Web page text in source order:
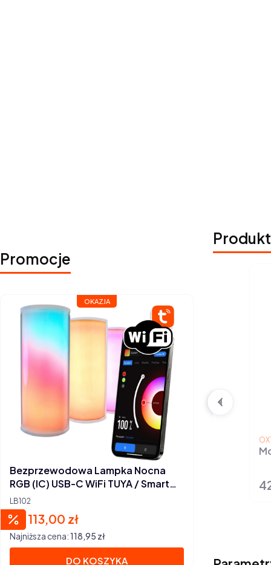
Promocje
OKAZJA
LB102
Bezprzewodowa Lampka Nocna
RGB (IC) USB-C WiFi TUYA / Smart
Life
Cena promocyjna
113,00 zł
Najniższa cena:118,95 zł
DO KOSZYKA